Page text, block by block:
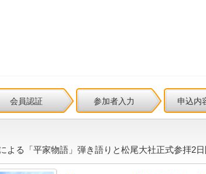
会員認証 参加者入力 申込内
よる「平家物語」弾き語りと松尾大社正式参拝2